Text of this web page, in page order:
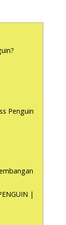
Penguin
|